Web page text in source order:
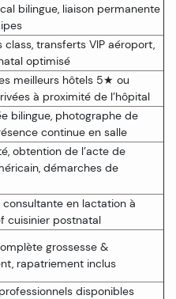
bilingue, liaison permanente
class, transferts VIP aéroport,
optimisé
meilleurs hôtels 5★ ou
à proximité de l’hôpital
bilingue, photographe de
continue en salle
obtention de l’acte de
démarches de
consultante en lactation à
cuisinier postnatal
grossesse &
rapatriement inclus
disponibles